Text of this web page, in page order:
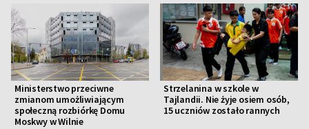
Ministerstwo przeciwne
zmianom umożliwiającym
społeczną rozbiórkę Domu
Moskwy w Wilnie
Strzelanina w szkole w
Tajlandii. Nie żyje osiem osób,
15 uczniów zostało rannych